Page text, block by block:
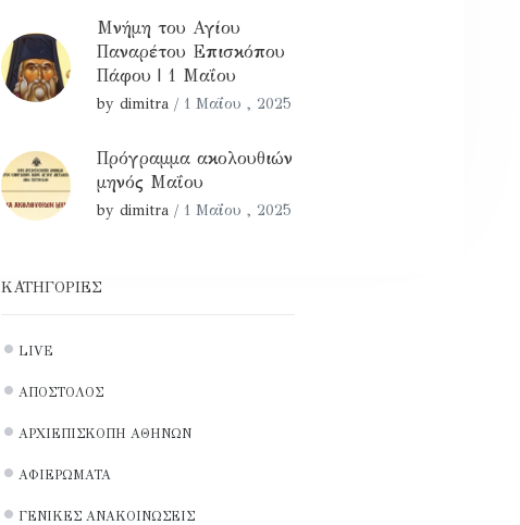
Μνήμη του Αγίου
Παναρέτου Επισκόπου
Πάφου | 1 Μαΐου
by dimitra / 1 Μαΐου , 2025
Πρόγραμμα ακολουθιών
μηνός Μαΐου
by dimitra / 1 Μαΐου , 2025
ΚΑΤΗΓΟΡΊΕΣ
LIVE
ΑΠΌΣΤΟΛΟΣ
ΑΡΧΙΕΠΙΣΚΟΠΉ ΑΘΗΝΏΝ
ΑΦΙΕΡΏΜΑΤΑ
ΓΕΝΙΚΈΣ ΑΝΑΚΟΙΝΏΣΕΙΣ